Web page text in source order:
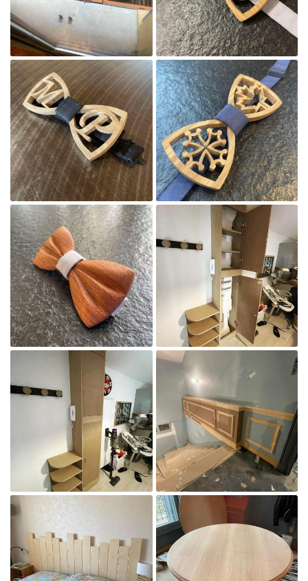
FABRICATION
AGENCEMENT
UNE QUESTION
06 71 18 51 01

Agrandir la photo

Agrandir la photo
Agrandir la photo

Agrandir la photo